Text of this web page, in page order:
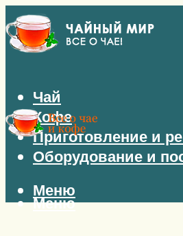
Чай
Кофе
Приготовление и
Оборудование и
Меню
Меню